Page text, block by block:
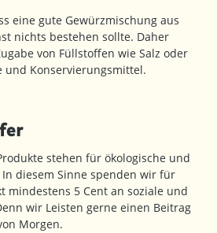
eine gute Gewürzmischung aus
nichts bestehen sollte. Daher
von Füllstoffen wie Salz oder
und Konservierungsmittel.
stehen für ökologische und
diesem Sinne spenden wir für
mindestens 5 Cent an soziale und
wir Leisten gerne einen Beitrag
Morgen.